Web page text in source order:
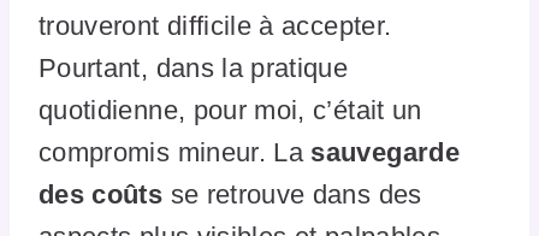
trouveront difficile à accepter.
Pourtant, dans la pratique
quotidienne, pour moi, c’était un
compromis mineur. La sauvegarde
des coûts se retrouve dans des